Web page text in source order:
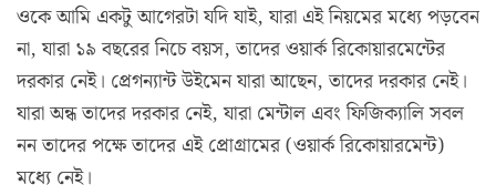
ওকে আমি একটু আগেরটা যদি যাই, যারা এই নিয়মের মধ্যে পড়বেন
না, যারা ১৯ বছরের নিচে বয়স, তাদের ওয়ার্ক রিকোয়ারমেন্টের
দরকার নেই। প্রেগন্যান্ট উইমেন যারা আছেন, তাদের দরকার নেই।
যারা অন্ধ তাদের দরকার নেই, যারা মেন্টাল এবং ফিজিক্যালি সবল
নন তাদের পক্ষে তাদের এই প্রোগ্রামের (ওয়ার্ক রিকোয়ারমেন্ট)
মধ্যে নেই।